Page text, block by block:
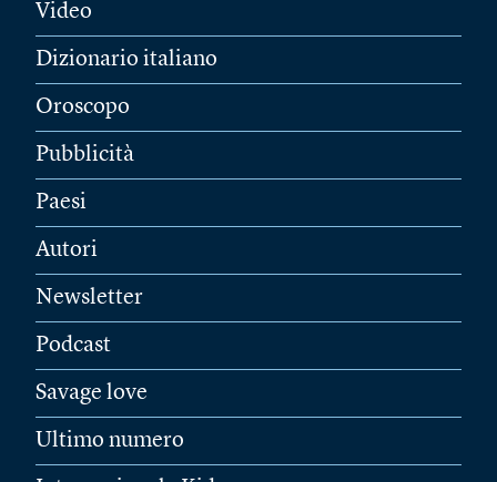
Video
Dizionario italiano
Oroscopo
Pubblicità
Paesi
Autori
Newsletter
Podcast
Savage love
Ultimo numero